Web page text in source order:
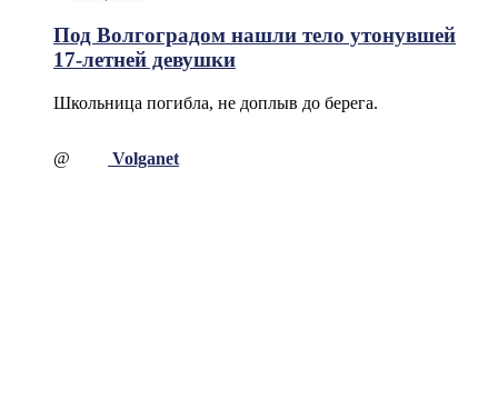
Под Волгоградом нашли тело утонувшей
17-летней девушки
Школьница погибла, не доплыв до берега.
@ Volganet